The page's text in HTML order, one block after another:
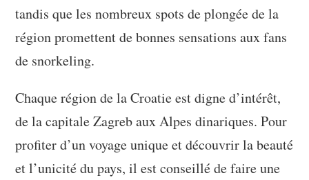
tandis que les nombreux spots de plongée de la
région promettent de bonnes sensations aux fans
de snorkeling.
Chaque région de la Croatie est digne d’intérêt,
de la capitale Zagreb aux Alpes dinariques. Pour
profiter d’un voyage unique et découvrir la beauté
et l’unicité du pays, il est conseillé de faire une